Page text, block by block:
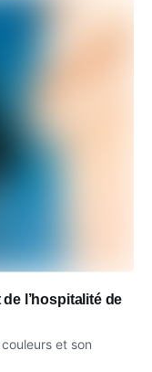
l’hospitalité de
et son